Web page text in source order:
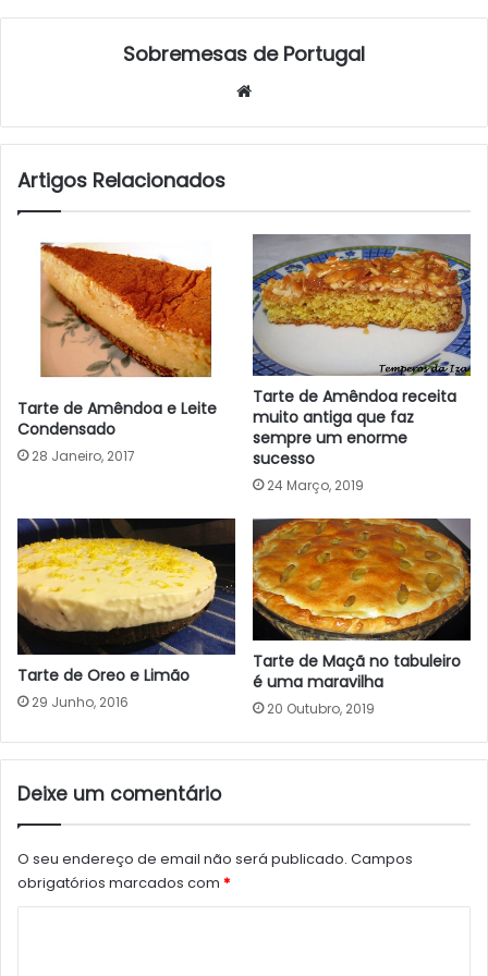
Sobremesas de Portugal
Artigos Relacionados
Tarte de Amêndoa e Leite
Condensado
28 Janeiro, 2017
Tarte de Amêndoa receita
muito antiga que faz
sempre um enorme
sucesso
24 Março, 2019
Tarte de Oreo e Limão
29 Junho, 2016
Tarte de Maçã no tabuleiro
é uma maravilha
20 Outubro, 2019
Deixe um comentário
O seu endereço de email não será publicado. Campos
obrigatórios marcados com *